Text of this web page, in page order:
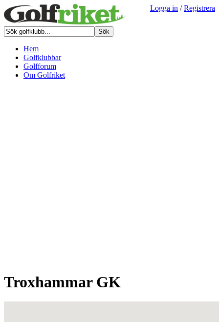
Logga in /Registrera
Hem
Golfklubbar
Golfforum
Om Golfriket
Troxhammar GK